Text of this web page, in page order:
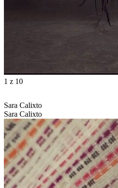
1 z 10
Sara Calixto
Sara Calixto